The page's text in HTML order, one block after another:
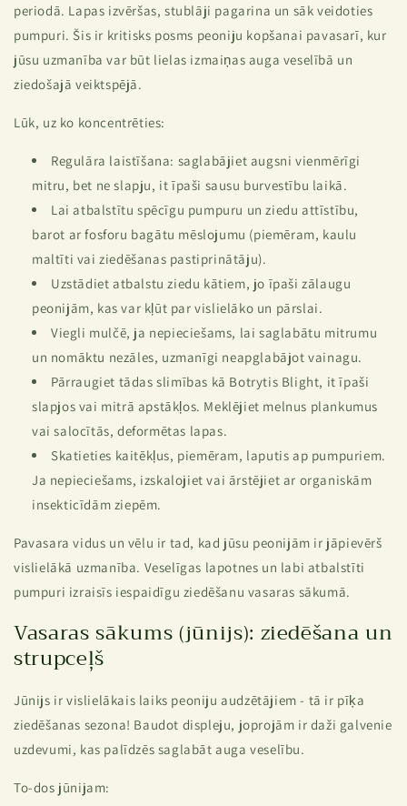
periodā. Lapas izvēršas, stublāji pagarina un sāk veidoties
pumpuri. Šis ir kritisks posms peoniju kopšanai pavasarī, kur
jūsu uzmanība var būt lielas izmaiņas auga veselībā un
ziedošajā veiktspējā.
Lūk, uz ko koncentrēties:
Regulāra laistīšana: saglabājiet augsni vienmērīgi
mitru, bet ne slapju, it īpaši sausu burvestību laikā.
Lai atbalstītu spēcīgu pumpuru un ziedu attīstību,
barot ar fosforu bagātu mēslojumu (piemēram, kaulu
maltīti vai ziedēšanas pastiprinātāju).
Uzstādiet atbalstu ziedu kātiem, jo ​​īpaši zālaugu
peonijām, kas var kļūt par vislielāko un pārslai.
Viegli mulčē, ja nepieciešams, lai saglabātu mitrumu
un nomāktu nezāles, uzmanīgi neapglabājot vainagu.
Pārraugiet tādas slimības kā Botrytis Blight, it īpaši
slapjos vai mitrā apstākļos. Meklējiet melnus plankumus
vai salocītās, deformētas lapas.
Skatieties kaitēkļus, piemēram, laputis ap pumpuriem.
Ja nepieciešams, izskalojiet vai ārstējiet ar organiskām
insekticīdām ziepēm.
Pavasara vidus un vēlu ir tad, kad jūsu peonijām ir jāpievērš
vislielākā uzmanība. Veselīgas lapotnes un labi atbalstīti
pumpuri izraisīs iespaidīgu ziedēšanu vasaras sākumā.
Vasaras sākums (jūnijs): ziedēšana un
strupceļš
Jūnijs ir vislielākais laiks peoniju audzētājiem - tā ir pīķa
ziedēšanas sezona! Baudot displeju, joprojām ir daži galvenie
uzdevumi, kas palīdzēs saglabāt auga veselību.
To-dos jūnijam: